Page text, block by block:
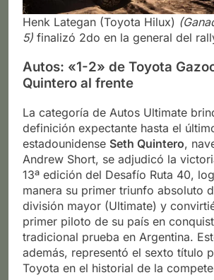
Henk Lategan (Toyota Hilux)
5) finalizó 2do en la general del
Autos: «1-2» de Toyota
Quintero al frente
La categoría de Autos Ultimate
definición expectante hasta el
estadounidense Seth Quintero,
Andrew Short, se adjudicó la
13ª edición del Desafío Ruta 40,
manera su primer triunfo absoluto
división mayor (Ultimate) y
primer piloto de su país en
tradicional prueba en Argentina.
además, representó el sexto título
Toyota en el historial de la